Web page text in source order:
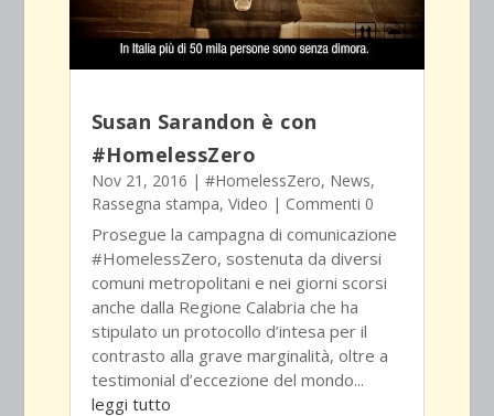
Susan Sarandon è con
#HomelessZero
Nov 21, 2016 | #HomelessZero, News,
Rassegna stampa, Video | Commenti 0
Prosegue la campagna di comunicazione
#HomelessZero, sostenuta da diversi
comuni metropolitani e nei giorni scorsi
anche dalla Regione Calabria che ha
stipulato un protocollo d’intesa per il
contrasto alla grave marginalità, oltre a
testimonial d’eccezione del mondo...
leggi tutto